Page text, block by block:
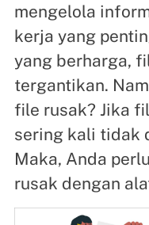
mengelola
kerja yang
yang berharga,
tergantikan.
file rusak? Jika
sering kali tidak
Maka, Anda
rusak dengan